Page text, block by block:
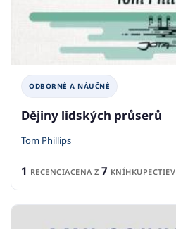
ODBORNÉ A NÁUČNÉ
Dějiny lidských průserů
Tom Phillips
1 RECENCIACENA Z 7 KNÍHKUPECTIEV